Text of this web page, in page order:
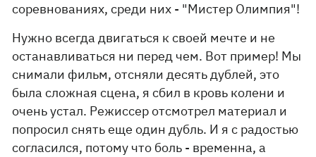
соревнованиях, среди них - "Мистер Олимпия"!
Нужно всегда двигаться к своей мечте и не
останавливаться ни перед чем. Вот пример! Мы
снимали фильм, отсняли десять дублей, это
была сложная сцена, я сбил в кровь колени и
очень устал. Режиссер отсмотрел материал и
попросил снять еще один дубль. И я с радостью
согласился, потому что боль - временна, а